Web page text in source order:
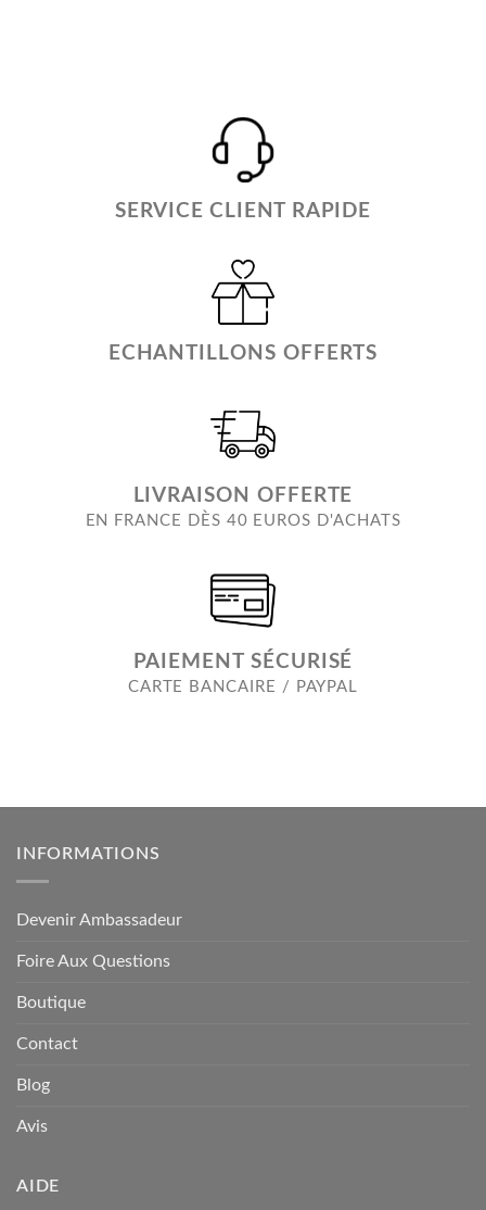
SERVICE CLIENT RAPIDE
ECHANTILLONS OFFERTS
LIVRAISON OFFERTE
EN FRANCE DÈS 40 EUROS D'ACHATS
PAIEMENT SÉCURISÉ
CARTE BANCAIRE / PAYPAL
INFORMATIONS
Devenir Ambassadeur
Foire Aux Questions
Boutique
Contact
Blog
Avis
AIDE